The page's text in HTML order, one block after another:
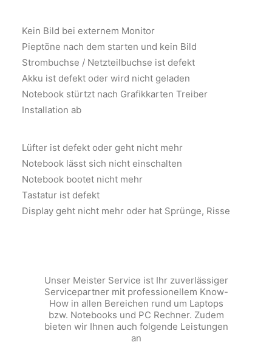
Kein Bild bei externem Monitor
Pieptöne nach dem starten und kein Bild
Strombuchse / Netzteilbuchse ist defekt
Akku ist defekt oder wird nicht geladen
Notebook stürtzt nach Grafikkarten Treiber
Installation ab
Lüfter ist defekt oder geht nicht mehr
Notebook lässt sich nicht einschalten
Notebook bootet nicht mehr
Tastatur ist defekt
Display geht nicht mehr oder hat Sprünge, Risse
Unser Meister Service ist Ihr zuverlässiger
Servicepartner mit professionellem Know-
How in allen Bereichen rund um Laptops
bzw. Notebooks und PC Rechner. Zudem
bieten wir Ihnen auch folgende Leistungen
an